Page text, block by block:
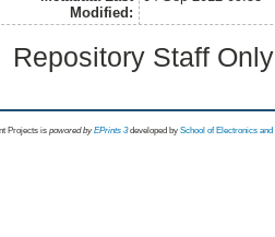
Modified:
Repository Staff
Projects is powored byEPrints 3 developed by School of Electronics